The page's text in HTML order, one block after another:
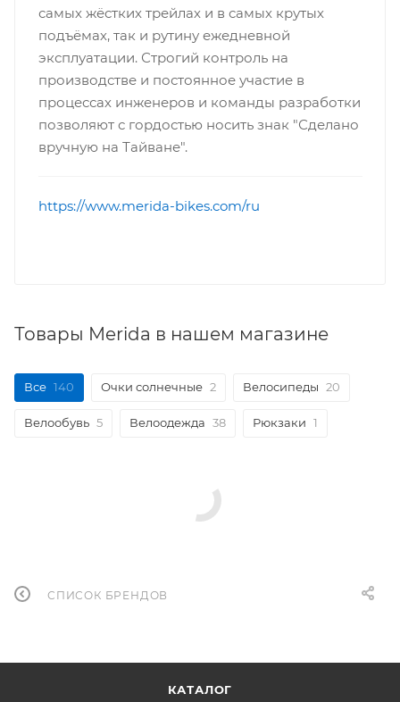
самых жёстких трейлах и в самых крутых
подъёмах, так и рутину ежедневной
эксплуатации. Строгий контроль на
производстве и постоянное участие в
процессах инженеров и команды разработки
позволяют с гордостью носить знак "Сделано
вручную на Тайване".
https://www.merida-bikes.com/ru
Товары Merida в нашем магазине
Все 140 Очки солнечные 2 Велосипеды 20
Велообувь 5 Велоодежда 38 Рюкзаки 1
СПИСОК БРЕНДОВ
КАТАЛОГ